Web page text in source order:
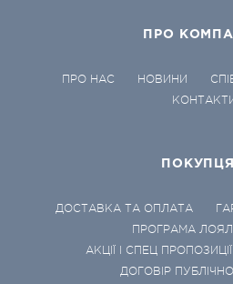
ПРО
ПРО НАС НОВИНИ
ДОСТАВКА ТА ОПЛАТА
ПРОГРАМА
АКЦІЇ І СПЕЦ ПРОПОЗИЦІЇ
ДОГОВІР